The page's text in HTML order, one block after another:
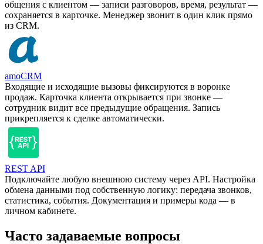
общения с клиентом — записи разговоров, время, результат —
сохраняется в карточке. Менеджер звонит в один клик прямо
из CRM.
amoCRM
Входящие и исходящие вызовы фиксируются в воронке
продаж. Карточка клиента открывается при звонке —
сотрудник видит все предыдущие обращения. Запись
прикрепляется к сделке автоматически.
REST API
Подключайте любую внешнюю систему через API. Настройка
обмена данными под собственную логику: передача звонков,
статистика, события. Документация и примеры кода — в
личном кабинете.
Часто задаваемые вопросы